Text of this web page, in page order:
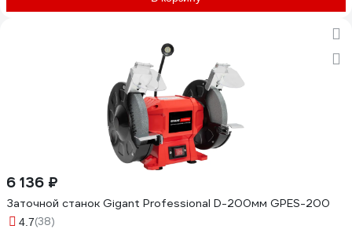
6 136 ₽
Заточной станок Gigant Professional D-200мм GPES-200
4.7(38)